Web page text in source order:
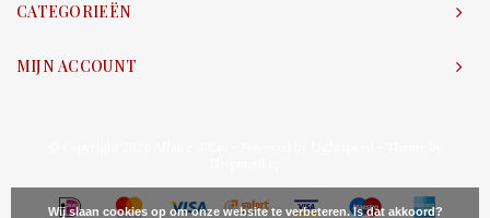
CATEGORIEËN
MIJN ACCOUNT
Wij slaan cookies op om onze website te verbeteren. Is dat akkoord?